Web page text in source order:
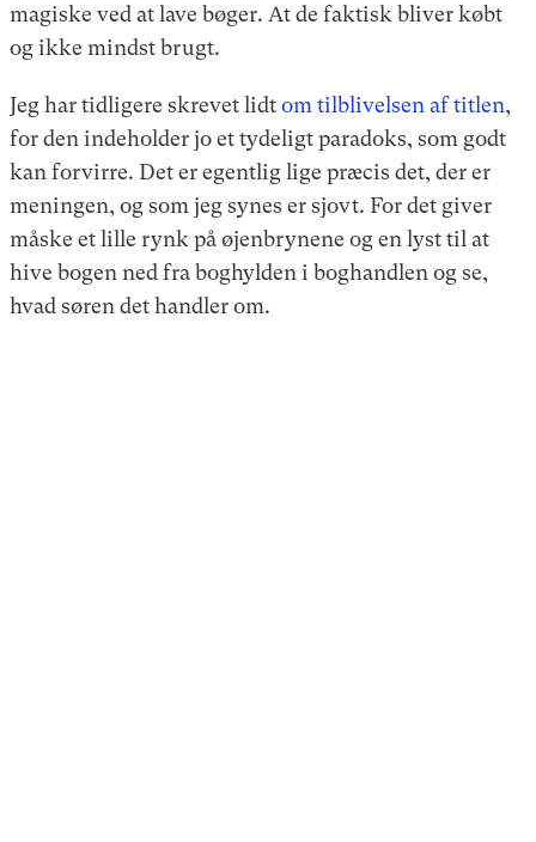
magiske ved at lave bøger. At de faktisk bliver købt
og ikke mindst brugt.
Jeg har tidligere skrevet lidtom tilblivelsen af titlen,
for den indeholder jo et tydeligt paradoks, som godt
kan forvirre. Det er egentlig lige præcis det, der er
meningen, og som jeg synes er sjovt. For det giver
måske et lille rynk på øjenbrynene og en lyst til at
hive bogen ned fra boghylden i boghandlen og se,
hvad søren det handler om.